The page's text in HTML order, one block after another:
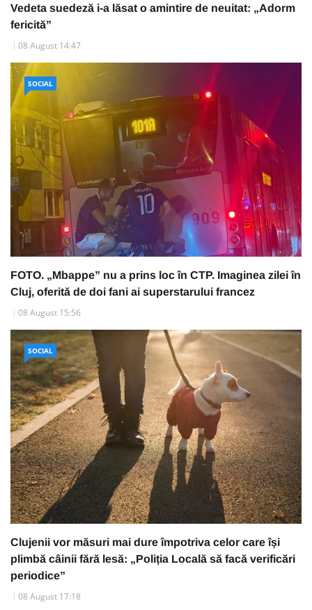
Vedeta suedeză i-a lăsat o amintire de neuitat: „Adorm
fericită”
08 August 14:47
SOCIAL
FOTO. „Mbappe” nu a prins loc în CTP. Imaginea zilei în
Cluj, oferită de doi fani ai superstarului francez
08 August 15:56
SOCIAL
Clujenii vor măsuri mai dure împotriva celor care își
plimbă câinii fără lesă: „Poliția Locală să facă verificări
periodice”
08 August 17:18